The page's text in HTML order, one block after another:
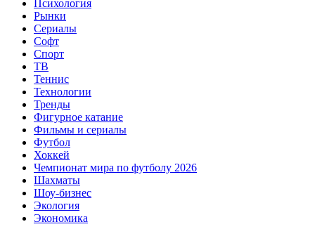
Психология
Рынки
Сериалы
Софт
Спорт
ТВ
Теннис
Технологии
Тренды
Фигурное катание
Фильмы и сериалы
Футбол
Хоккей
Чемпионат мира по футболу 2026
Шахматы
Шоу-бизнес
Экология
Экономика